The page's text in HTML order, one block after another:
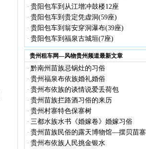
· 贵阳包车到从江增冲鼓楼12座
· 贵阳包车到贵定凭虚洞(59座)
· 贵阳包车到翁安穿洞瀑布(39座)
· 贵阳包车到福泉古城垣(7座)
贵州租车网—风物贵州频道最新文章
· 黔南州苗族忌锅灶的习俗
· 贵州福泉布依族婚礼婚俗
· 贵州布依族的谈情说爱丢荷包
· 贵州苗族拦路酒习俗的来历
· 贵州村寨特色保寨树
· 三都水族水书《婚嫁卷》婚嫁习俗
· 贵州苗族民俗的露天博物馆—摆贝苗寨
· 贵州布依族人民挑金银水